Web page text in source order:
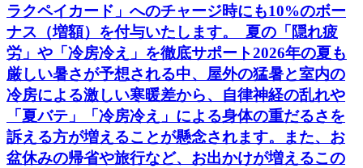
ラクペイカード」へのチャージ時にも10%のボー
ナス（増額）を付与いたします。 夏の「隠れ疲
労」や「冷房冷え」を徹底サポート2026年の夏も
厳しい暑さが予想される中、屋外の猛暑と室内の
冷房による激しい寒暖差から、自律神経の乱れや
「夏バテ」「冷房冷え」による身体の重だるさを
訴える方が増えることが懸念されます。また、お
盆休みの帰省や旅行など、お出かけが増えるこの